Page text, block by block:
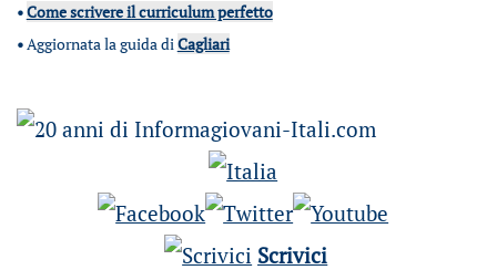
•Come scrivere il curriculum perfetto
•Aggiornata la guida diCagliari
Scrivici